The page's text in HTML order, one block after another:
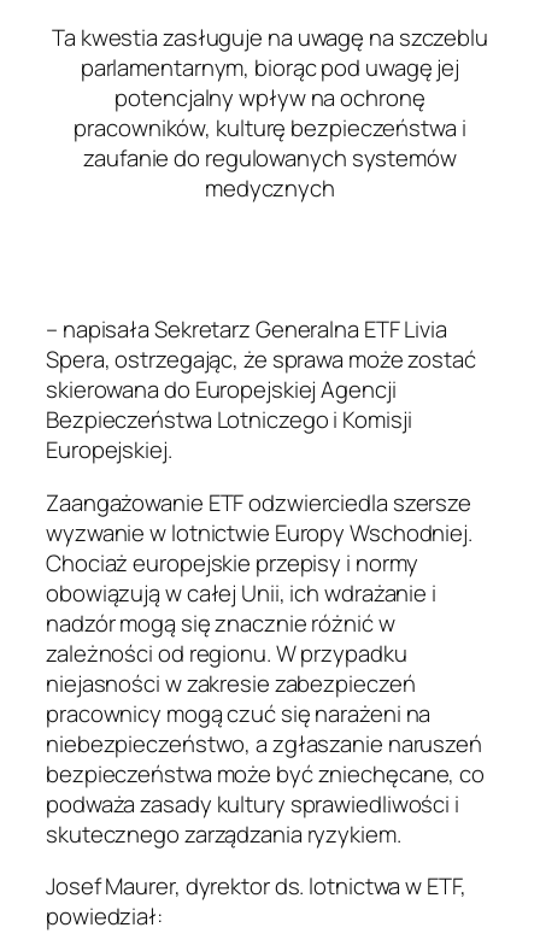
Ta kwestia zasługuje na uwagę na szczeblu
parlamentarnym, biorąc pod uwagę jej
potencjalny wpływ na ochronę
pracowników, kulturę bezpieczeństwa i
zaufanie do regulowanych systemów
medycznych
– napisała Sekretarz Generalna ETF Livia
Spera, ostrzegając, że sprawa może zostać
skierowana do Europejskiej Agencji
Bezpieczeństwa Lotniczego i Komisji
Europejskiej.
Zaangażowanie ETF odzwierciedla szersze
wyzwanie w lotnictwie Europy Wschodniej.
Chociaż europejskie przepisy i normy
obowiązują w całej Unii, ich wdrażanie i
nadzór mogą się znacznie różnić w
zależności od regionu. W przypadku
niejasności w zakresie zabezpieczeń
pracownicy mogą czuć się narażeni na
niebezpieczeństwo, a zgłaszanie naruszeń
bezpieczeństwa może być zniechęcane, co
podważa zasady kultury sprawiedliwości i
skutecznego zarządzania ryzykiem.
Josef Maurer, dyrektor ds. lotnictwa w ETF,
powiedział: